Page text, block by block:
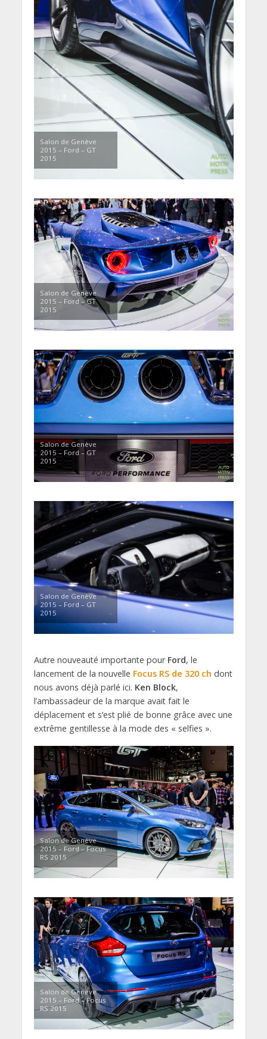
Salon de Genève
2015 – Ford – GT
2015
Salon de Genève
2015 – Ford – GT
2015
Salon de Genève
2015 – Ford – GT
2015
Salon de Genève
2015 – Ford – GT
2015
Autre nouveauté importante pour Ford, le
lancement de la nouvelle Focus RS de 320 ch dont
nous avons déjà parlé ici. Ken Block,
l’ambassadeur de la marque avait fait le
déplacement et s’est plié de bonne grâce avec une
extrême gentillesse à la mode des « selfies ».
Salon de Genève
2015 – Ford – Focus
RS 2015
Salon de Genève
2015 – Ford – Focus
RS 2015